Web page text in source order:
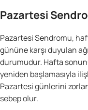
Pazartesi
Pazartesi Sendromu,
gününe karşı duyulan
durumudur. Hafta
yeniden başlamasıyla
Pazartesi günlerini
sebep olur.